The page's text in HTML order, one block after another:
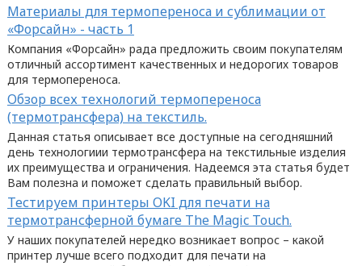
Материалы для термопереноса и сублимации от
«Форсайн» - часть 1
Компания «Форсайн» рада предложить своим покупателям
отличный ассортимент качественных и недорогих товаров
для термопереноса.
Обзор всех технологий термопереноса
(термотрансфера) на текстиль.
Данная статья описывает все доступные на сегодняшний
день технологиии термотрансфера на текстильные изделия
их преимущества и ограничения. Надеемся эта статья будет
Вам полезна и поможет сделать правильный выбор.
Тестируем принтеры OKI для печати на
термотрансферной бумаге The Magic Touch.
У наших покупателей нередко возникает вопрос – какой
принтер лучше всего подходит для печати на